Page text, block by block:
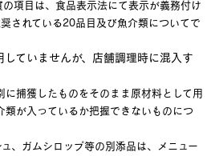
の項目は、食品表示法にて表示が義務付け
されている20品目及び魚介類についてで
していませんが、店舗調理時に混入す
に捕獲したものをそのまま原材料として用
類が入っているか把握できないものにつ
ュ、ガムシロップ等の別添品は、メニュー